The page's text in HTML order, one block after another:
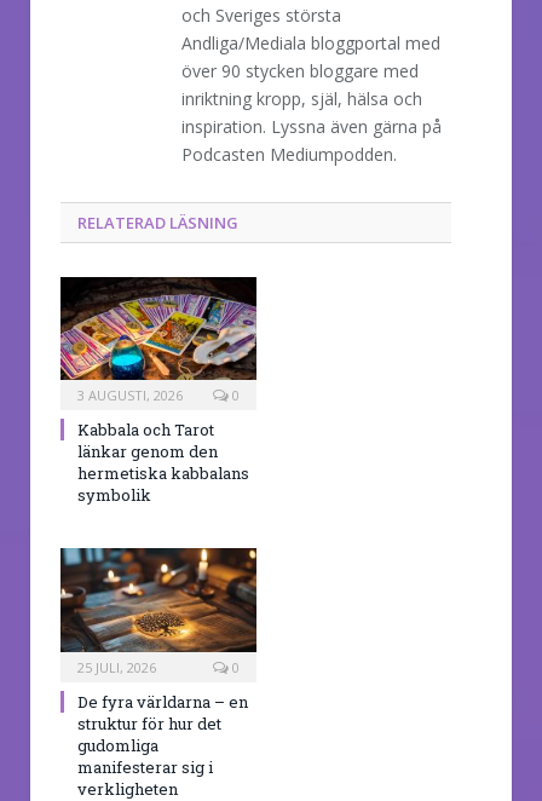
och Sveriges största
Andliga/Mediala bloggportal med
över 90 stycken bloggare med
inriktning kropp, själ, hälsa och
inspiration. Lyssna även gärna på
Podcasten Mediumpodden.
RELATERAD LÄSNING
3 AUGUSTI, 2026 0
Kabbala och Tarot
länkar genom den
hermetiska kabbalans
symbolik
25 JULI, 2026 0
De fyra världarna – en
struktur för hur det
gudomliga
manifesterar sig i
verkligheten